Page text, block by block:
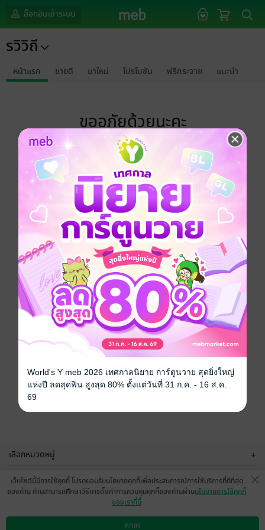
ล็อกอินเข้าระบบ
รวิวิถี
หน้าแรก ขายดี มาใหม่ โปรโมชัน ฟรีกระจาย แนะนำ
ขออภัยด้วยนะคะ
ไม่พบข้อมูลในหัวข้อที่คุณกำลังชมค่ะ
เลือกหมวดหมู่ +
บริการช่วยเหลือ +
เว็บไซต์นี้มีการใช้คุกกี้ โปรดยอมรับนโยบายคุกกี้เพื่อประสบการณ์การใช้บริการที่ดีที่สุด
ของท่าน ท่านสามารถศึกษาวิธีการตั้งค่าการควบคุมคุกกี้ของท่านผ่านนโยบายการใช้คุกกี้
ของเราที่นี่
ตกลง
World's Y meb 2026 เทศกาลนิยาย การ์ตูนวาย สุดยิ่งใหญ่
แห่งปี ลดสุดฟิน สูงสุด 80% ตั้งแต่วันที่ 31 ก.ค. - 16 ส.ค.
69